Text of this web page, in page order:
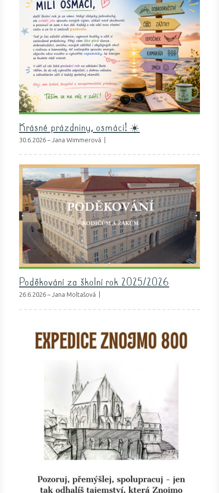
Krásné prázdniny, osmáci! ☀️
30.6.2026 – Jana Wimmerová |
Poděkování za školní rok 2025/2026
26.6.2026 – Jana Moltašová |